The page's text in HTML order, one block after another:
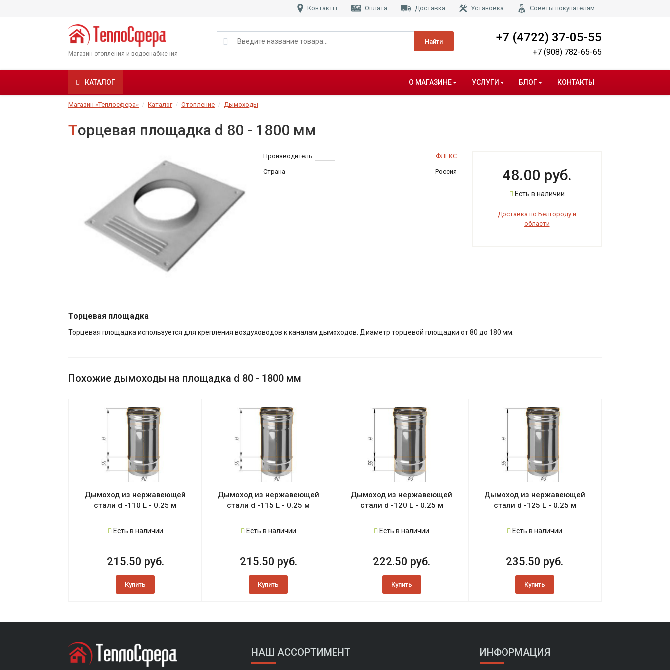
Контакты Оплата Доставка Установка Советы покупателям
Магазин отопления и водоснабжения
Найти +7 (4722) 37-05-55
+7 (908) 782-65-65
КАТАЛОГ КОНТАКТЫ
БЛОГ
УСЛУГИ
О МАГАЗИНЕ
Магазин «Теплосфера» Каталог Отопление Дымоходы
Торцевая площадка d 80 - 1800 мм
Производитель ФЛЕКС
Страна Россия 48.00 руб.
Есть в наличии
Доставка по Белгороду и
области
Торцевая площадка
Торцевая площадка используется для крепления воздуховодов к каналам дымоходов. Диаметр торцевой площадки от 80 до 180 мм.
Похожие дымоходы на площадка d 80 - 1800 мм
Дымоход из нержавеющей
стали d -110 L - 0.25 м
Есть в наличии
215.50 руб.
Купить
Дымоход из нержавеющей
стали d -115 L - 0.25 м
Есть в наличии
215.50 руб.
Купить
Дымоход из нержавеющей
стали d -120 L - 0.25 м
Есть в наличии
222.50 руб.
Купить
Дымоход из нержавеющей
стали d -125 L - 0.25 м
Есть в наличии
235.50 руб.
Купить
НАШ АССОРТИМЕНТ ИНФОРМАЦИЯ